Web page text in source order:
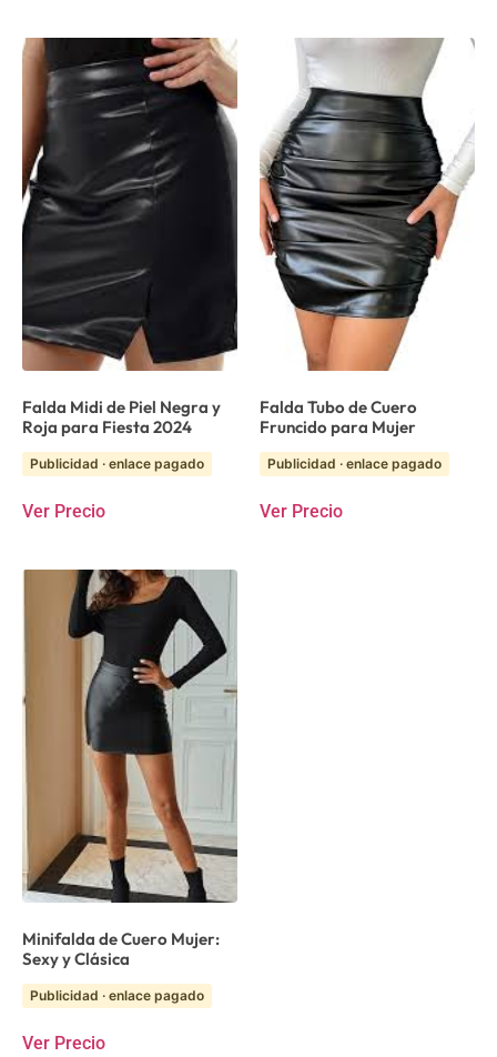
Falda Midi de Piel Negra y
Roja para Fiesta 2024
Publicidad · enlace pagado
Ver Precio
Falda Tubo de Cuero
Fruncido para Mujer
Publicidad · enlace pagado
Ver Precio
Minifalda de Cuero Mujer:
Sexy y Clásica
Publicidad · enlace pagado
Ver Precio